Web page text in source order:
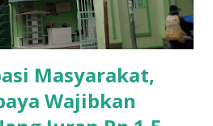
Masyarakat,
Wajibkan